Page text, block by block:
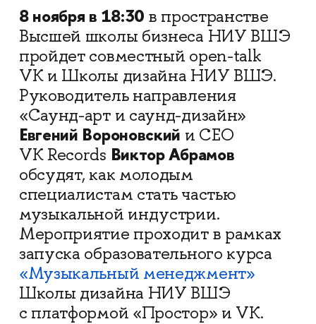
8 ноября в 18:30 в пространстве
Высшей школы бизнеса НИУ ВШЭ
пройдет совместный open-talk
VK и Школы дизайна НИУ ВШЭ.
Руководитель направления
«Саунд-арт и саунд-дизайн»
Евгений Вороновский и СEO
VK Records Виктор Абрамов
обсудят, как молодым
специалистам стать частью
музыкальной индустрии.
Мероприятие проходит в рамках
запуска образовательного курса
«Музыкальный менеджмент»
Школы дизайна НИУ ВШЭ
с платформой «Простор» и VK.